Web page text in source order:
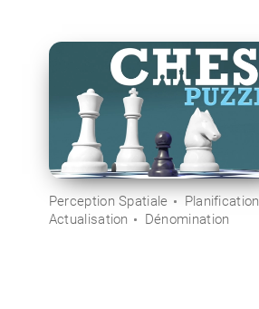
Perception Spatiale
Planification
Actualisation
Dénomination